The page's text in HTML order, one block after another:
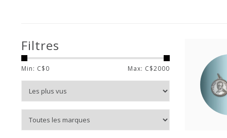
Filtres
Min: C$0 Max: C$2000